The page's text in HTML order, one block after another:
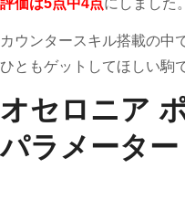
評価は5点中4点にしました。
カウンタースキル搭載の中
ひともゲットしてほしい駒
オセロニア
パラメーター